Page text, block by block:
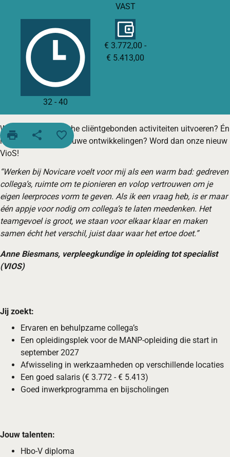
VAST
32 - 40
€ 3.772,00 -
€ 5.413,00
print share favorite_border
Wil jij graag medische cliëntgebonden activiteiten uitvoeren? Én
meedenken over nieuwe ontwikkelingen? Word dan onze nieuw
VioS!
“Werken bij Novicare voelt voor mij als een warm bad: gedreven
collega’s, ruimte om te pionieren en volop vertrouwen om je
eigen leerproces vorm te geven. Als ik een vraag heb, is er maar
één appje voor nodig om collega’s te laten meedenken. Het
teamgevoel is groot, we staan voor elkaar klaar en maken
samen écht het verschil, juist daar waar het ertoe doet.”
Anne Biesmans, verpleegkundige in opleiding tot specialist
(VIOS)
Jij zoekt:
Ervaren en behulpzame collega’s
Een opleidingsplek voor de MANP-opleiding die start in
september 2027
Afwisseling in werkzaamheden op verschillende locaties
Een goed salaris (€ 3.772 - € 5.413)
Goed inwerkprogramma en bijscholingen
Jouw talenten:
Hbo-V diploma